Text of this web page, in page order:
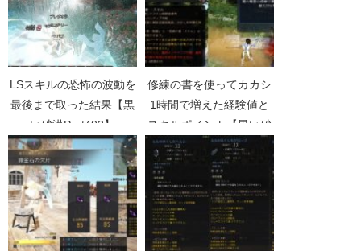
LSスキルの恐怖の波動を
最後まで取った結果【黒
い砂漠Part402】
修練の書を使ってカカシ
1時間で増えた経験値と
スキルポイント【黒い砂
漠Part1932】